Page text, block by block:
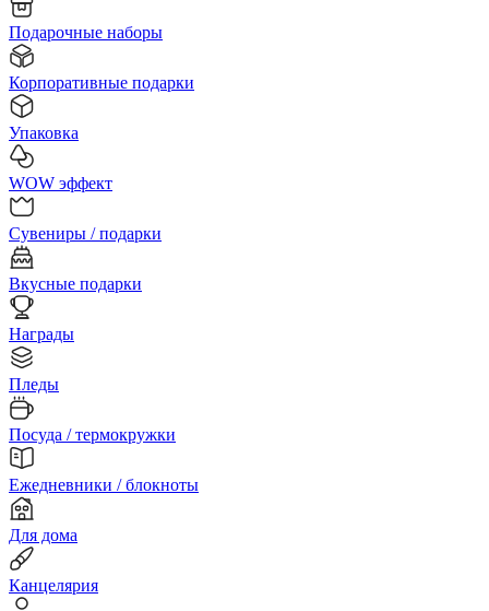
Подарочные наборы
Корпоративные подарки
Упаковка
WOW эффект
Сувениры / подарки
Вкусные подарки
Награды
Пледы
Посуда / термокружки
Ежедневники / блокноты
Для дома
Канцелярия